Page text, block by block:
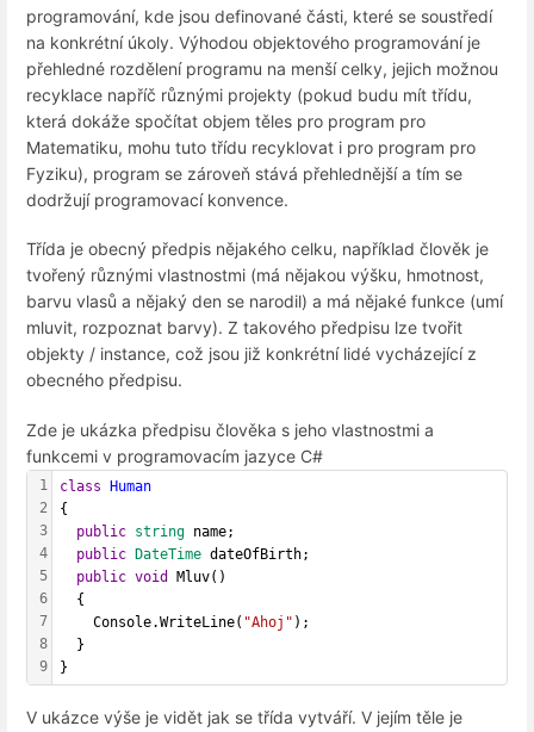
programování, kde jsou definované části, které se soustředí
na konkrétní úkoly. Výhodou objektového programování je
přehledné rozdělení programu na menší celky, jejich možnou
recyklace napříč různými projekty (pokud budu mít třídu,
která dokáže spočítat objem těles pro program pro
Matematiku, mohu tuto třídu recyklovat i pro program pro
Fyziku), program se zároveň stává přehlednější a tím se
dodržují programovací konvence.
Třída je obecný předpis nějakého celku, například člověk je
tvořený různými vlastnostmi (má nějakou výšku, hmotnost,
barvu vlasů a nějaký den se narodil) a má nějaké funkce (umí
mluvit, rozpoznat barvy). Z takového předpisu lze tvořit
objekty / instance, což jsou již konkrétní lidé vycházející z
obecného předpisu.
Zde je ukázka předpisu člověka s jeho vlastnostmi a
funkcemi v programovacím jazyce C#
1
2
3
4
5
6
7
8
9
class Human
{
public string name;
public DateTime dateOfBirth;
public void
Mluv()
  {
    Console.WriteLine(
"Ahoj" );
  }
}
V ukázce výše je vidět jak se třída vytváří. V jejím těle je